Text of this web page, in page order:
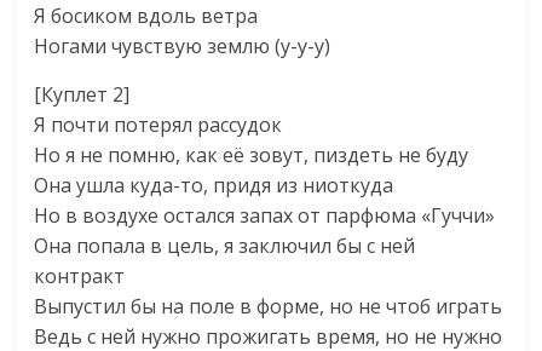
Я босиком вдоль ветра
Ногами чувствую землю (у-у-у)
[Куплет 2]
Я почти потерял рассудок
Но я не помню, как её зовут, пиздеть не буду
Она ушла куда-то, придя из ниоткуда
Но в воздухе остался запах от парфюма «Гуччи»
Она попала в цель, я заключил бы с ней
контракт
Выпустил бы на поле в форме, но не чтоб играть
Ведь с ней нужно прожигать время, но не нужно